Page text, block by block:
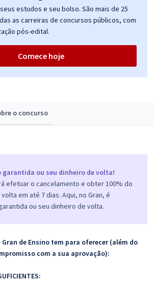
o concurso
ou seu dinheiro de volta!
efetuar o cancelamento e obter 100% do
em até 7 dias. Aqui, no Gran, é
ou seu dinheiro de volta.
de Ensino tem para oferecer (além do
com a sua aprovação):
estudos e seu bolso. São mais de 25
as carreiras de concursos públicos, com
pós-edital.
Comece hoje